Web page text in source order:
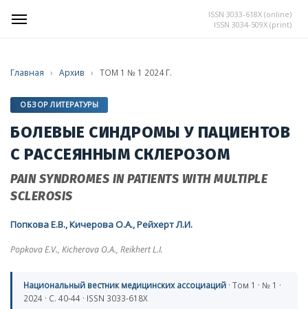
ISSN 3033-618X (online)
ISSN 3034-509X (print)
Главная › Архив › ТОМ 1 № 1 2024 Г.
ОБЗОР ЛИТЕРАТУРЫ
БОЛЕВЫЕ СИНДРОМЫ У ПАЦИЕНТОВ
С РАССЕЯННЫМ СКЛЕРОЗОМ
PAIN SYNDROMES IN PATIENTS WITH MULTIPLE
SCLEROSIS
Попкова Е.В., Кичерова О.А., Рейхерт Л.И.
Popkova E.V., Kicherova O.A., Reikhert L.I.
Национальный вестник медицинских ассоциаций · Том 1 · № 1 ·
2024 · С. 40-44 · ISSN 3033-618X